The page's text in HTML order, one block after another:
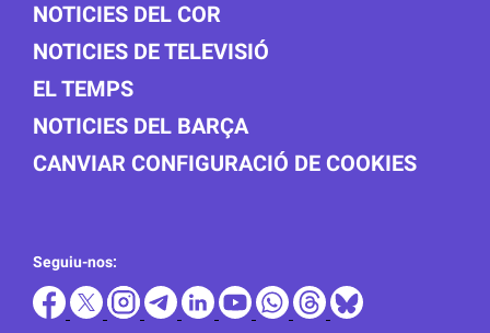
NOTICIES DEL COR
NOTICIES DE TELEVISIÓ
EL TEMPS
NOTICIES DEL BARÇA
CANVIAR CONFIGURACIÓ DE COOKIES
Seguiu-nos: